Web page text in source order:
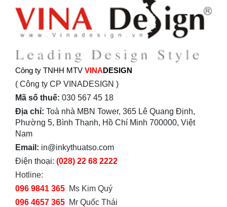
Công ty TNHH MTV VINADESIGN
( Công ty CP VINADESIGN )
Mã số thuế: 030 567 45 18
Địa chỉ: Toà nhà MBN Tower, 365 Lê Quang Định,
Phường 5, Bình Thạnh, Hồ Chí Minh 700000, Việt
Nam
Email: in@inkythuatso.com
Điện thoại: (028) 22 68 2222
Hotline:
096 9841 365 Ms Kim Quý
096 4657 365 Mr Quốc Thái